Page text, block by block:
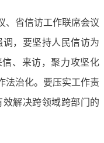
、省信访工作联席会议
，要坚持人民信访为
、来访，聚力攻坚化
法治化。要压实工作责
效解决跨领域跨部门的